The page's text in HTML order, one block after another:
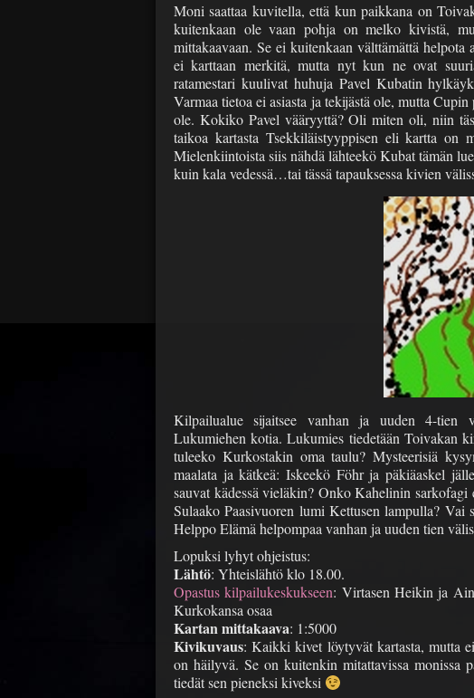
Moni saattaa kuvitella, että kun paikkana on
kuitenkaan ole vaan pohja on melko kivistä,
mittakaavaan. Se ei kuitenkaan välttämättä
ei karttaan merkitä, mutta nyt kun ne ovat
ratamestari kuulivat huhuja Pavel Kubatin
Varmaa tietoa ei asiasta ja tekijästä ole, mutta
ole. Kokiko Pavel vääryyttä? Oli miten oli, niin
taikoa kartasta Tsekkiläistyyppisen eli kartta
Mielenkiintoista siis nähdä lähteekö Kubat tämän
kuin kala vedessä…tai tässä tapauksessa kivien
Kilpailualue sijaitsee vanhan ja uuden 4-tien
Lukumiehen kotia. Lukumies tiedetään Toivakan
tuleeko Kurkostakin oma taulu? Mysteerisiä
maalata ja kätkeä: Iskeekö Föhr ja päkiäaskel
sauvat kädessä vieläkin? Onko Kahelinin
Sulaako Paasivuoren lumi Kettusen lampulla? Vai
Helppo Elämä helpompaa vanhan ja uuden tien
Lopuksi lyhyt ohjeistus:
Lähtö: Yhteislähtö klo 18.00.
Opastus kilpailukeskukseen: Virtasen Heikin ja
Kurkokansa osaa
Kartan mittakaava: 1:5000
Kivikuvaus: Kaikki kivet löytyvät kartasta, mutta
on häilyvä. Se on kuitenkin mitattavissa monissa
tiedät sen pieneksi kiveksi